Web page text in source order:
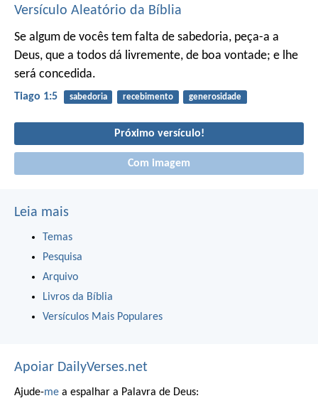
Versículo Aleatório da Bíblia
Se algum de vocês tem falta de sabedoria, peça-a a
Deus, que a todos dá livremente, de boa vontade; e lhe
será concedida.
Tiago 1:5 sabedoria recebimento generosidade
Próximo versículo!
Com imagem
Leia mais
Temas
Pesquisa
Arquivo
Livros da Bíblia
Versículos Mais Populares
Apoiar DailyVerses.net
Ajude-me a espalhar a Palavra de Deus: